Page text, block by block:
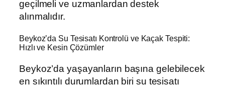
geçilmeli ve uzmanlardan destek
alınmalıdır.
Beykoz’da Su Tesisatı Kontrolü ve Kaçak Tespiti:
Hızlı ve Kesin Çözümler
Beykoz’da yaşayanların başına gelebilecek
en sıkıntılı durumlardan biri su tesisatı